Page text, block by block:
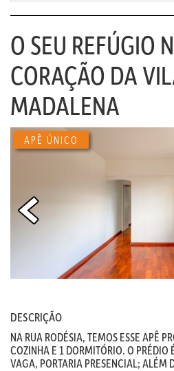
O SEU REFÚGIO
CORAÇÃO DA
MADALENA
APÊ ÚNICO
DESCRIÇÃO
NA RUA RODÉSIA, TEMOS ESSE APÊ
COZINHA E 1 DORMITÓRIO. O PRÉDIO
VAGA, PORTARIA PRESENCIAL; ALÉM